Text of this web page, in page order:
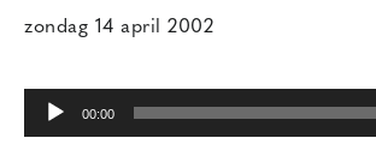
zondag 14 april 2002
00:00